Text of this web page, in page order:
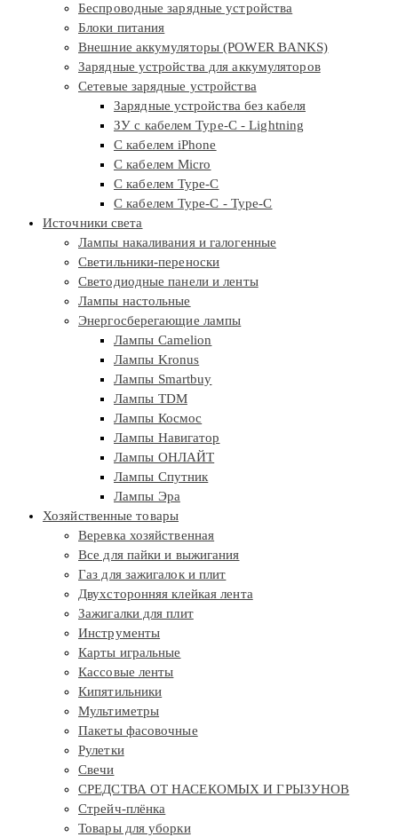
Беспроводные зарядные устройства
Блоки питания
Внешние аккумуляторы (POWER BANKS)
Зарядные устройства для аккумуляторов
Сетевые зарядные устройства
Зарядные устройства без кабеля
ЗУ с кабелем Type-C - Lightning
С кабелем iPhone
С кабелем Micro
С кабелем Type-C
С кабелем Type-C - Type-C
Источники света
Лампы накаливания и галогенные
Светильники-переноски
Светодиодные панели и ленты
Лампы настольные
Энергосберегающие лампы
Лампы Camelion
Лампы Kronus
Лампы Smartbuy
Лампы TDM
Лампы Космос
Лампы Навигатор
Лампы ОНЛАЙТ
Лампы Спутник
Лампы Эра
Хозяйственные товары
Веревка хозяйственная
Все для пайки и выжигания
Газ для зажигалок и плит
Двухсторонняя клейкая лента
Зажигалки для плит
Инструменты
Карты игральные
Кассовые ленты
Кипятильники
Мультиметры
Пакеты фасовочные
Рулетки
Свечи
СРЕДСТВА ОТ НАСЕКОМЫХ И ГРЫЗУНОВ
Стрейч-плёнка
Товары для уборки